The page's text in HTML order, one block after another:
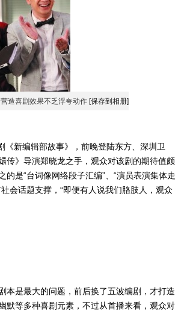
造喜剧效果不乏浮夸动作 [保存到相册]
新编辑部故事》，前晚登陆东方、深圳卫
传》导演郑晓龙之手，观众对该剧的期待值颇
是“台词像网络段子汇编”、“演员表演集体走
会话题支撑，“即便有人说我们胳肢人，观众
是最大的问题，前后换了五波编剧，才打造
默等多种喜剧元素，不过从首播来看，观众对